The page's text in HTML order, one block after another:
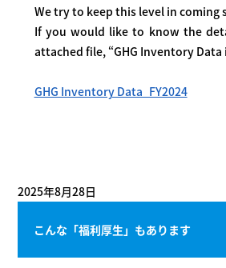
We try to keep this level in coming
If you would like to know the
attached file, “GHG Inventory Data
GHG Inventory Data_FY2024
2025年8月28日
こんな「福利厚生」もあります